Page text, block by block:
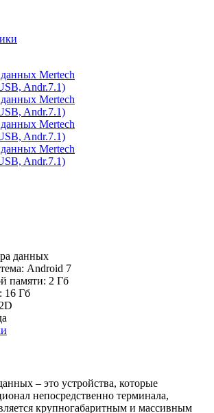
данных
Android 7
памяти: 2 Гб
16 Гб
2D
– это устройства, которые
непосредственно терминала,
крупногабаритным и массивным